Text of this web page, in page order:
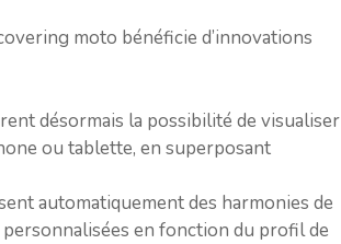
moto bénéficie d’innovations
désormais la possibilité de visualiser
ou tablette, en superposant
automatiquement des harmonies de
en fonction du profil de